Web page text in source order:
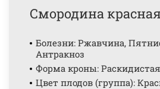
Смородина
Болезни: Ржавчина,
Антракноз
Форма кроны: Раскидистая
Цвет плодов (группа):